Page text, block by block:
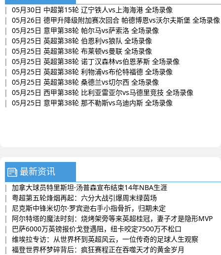
| 05月30日 中超第15轮 辽宁铁人vs上海海港 全场录像
| 05月26日 德甲升降级附加赛次回合 帕德博恩vs沃尔夫斯堡 全场录像
| 05月25日 意甲第38轮 帕尔马vs萨索洛 全场录像
| 05月25日 英超第38轮 伯恩利vs狼队 全场录像
| 05月25日 英超第38轮 布莱顿vs曼联 全场录像
| 05月25日 英超第38轮 诺丁汉森林vs伯恩茅斯 全场录像
| 05月25日 英超第38轮 利物浦vs布伦特福德 全场录像
| 05月25日 英超第38轮 桑德兰vs切尔西 全场录像
| 05月25日 西甲第38轮 比利亚雷亚尔vs马德里竞技 全场录像
| 05月25日 意甲第38轮 那不勒斯vs乌迪内斯 全场录像
最新资讯
| 加拿大球员特里斯坦·汤普森宣布结束14年NBA生涯
| 粤超第五轮烽烟再起：六分大战引爆周末绿茵场
| 尼克斯中锋米切尔·罗宾逊右手小指骨折，归期未定
| 阿尔特塔的魔法时刻：烧烤架旁等来英超桂冠，妻子才是隐形MVP
| 巴萨6000万英镑报价戈登遇阻，纽卡咬定7500万不松口
| 维埃拉专访：从世界杯到英超风云，一位传奇的足球人生观察
| 福登世界杯梦碎背后：疯狂赛程正在吞噬天才的黄金岁月